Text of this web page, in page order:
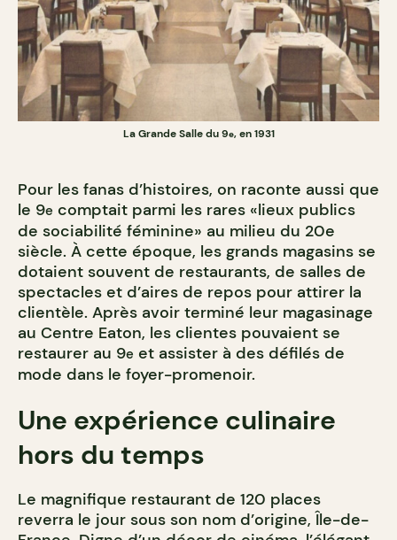
La Grande Salle du 9e, en 1931
Pour les fanas d’histoires, on raconte aussi que
le 9e comptait parmi les rares «lieux publics
de sociabilité féminine» au milieu du 20e
siècle. À cette époque, les grands magasins se
dotaient souvent de restaurants, de salles de
spectacles et d’aires de repos pour attirer la
clientèle. Après avoir terminé leur magasinage
au Centre Eaton, les clientes pouvaient se
restaurer au 9e et assister à des défilés de
mode dans le foyer-promenoir.
Une expérience culinaire
hors du temps
Le magnifique restaurant de 120 places
reverra le jour sous son nom d’origine, Île-de-